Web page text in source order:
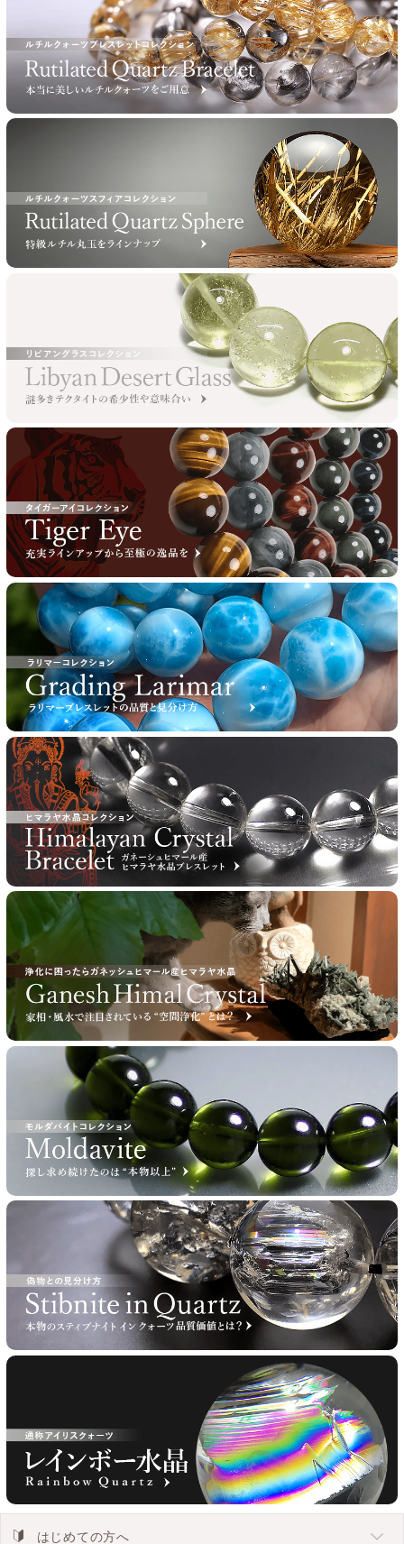
はじめての方へ